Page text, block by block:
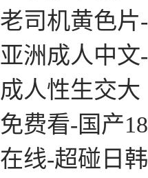
老司机黄色片-
亚洲成人中文-
成人性生交大
免费看-国产18
在线-超碰日韩